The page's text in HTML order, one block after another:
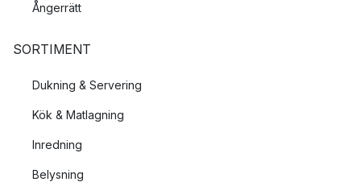
Ångerrätt
SORTIMENT
Dukning & Servering
Kök & Matlagning
Inredning
Belysning